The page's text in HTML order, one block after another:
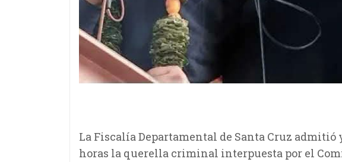
La Fiscalía Departamental de Santa Cruz
horas la querella criminal interpuesta por el